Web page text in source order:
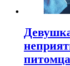
питомца